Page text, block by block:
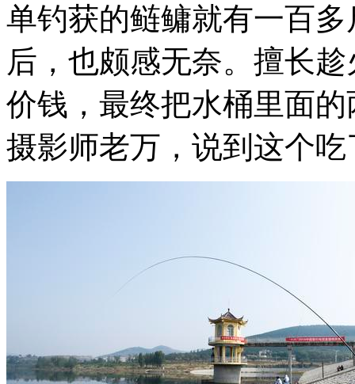
单钓获的鲢鳙就有一百
后，也颇感无奈。擅长
价钱，最终把水桶里面
摄影师老万，说到这个